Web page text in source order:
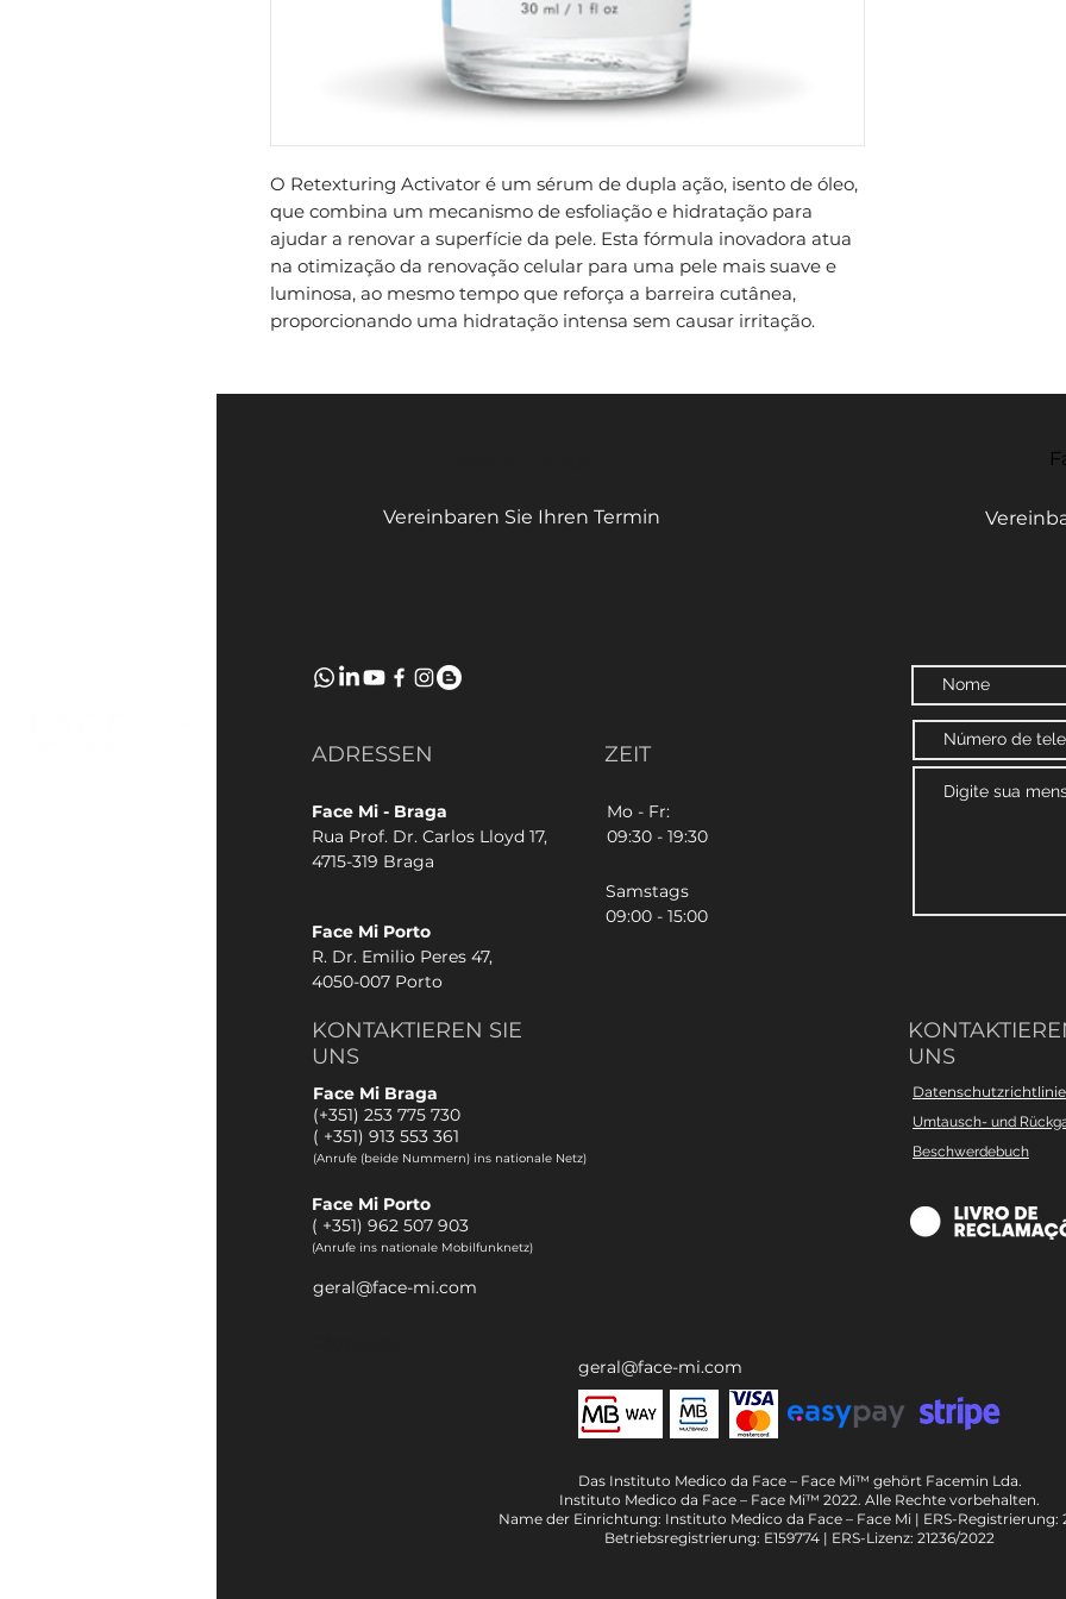
O Retexturing Activator é um sérum de dupla ação, isento de óleo,
que combina um mecanismo de esfoliação e hidratação para
ajudar a renovar a superfície da pele. Esta fórmula inovadora atua
na otimização da renovação celular para uma pele mais suave e
luminosa, ao mesmo tempo que reforça a barreira cutânea,
proporcionando uma hidratação intensa sem causar irritação.
Vereinbaren Sie Ihren Termin
ADRESSEN ZEIT
Face Mi - Braga
Rua Prof. Dr. Carlos Lloyd 17,
4715-319 Braga
Mo - Fr:
09:30 - 19:30
Samstags
09:00 - 15:00
Face Mi Porto
R. Dr. Emilio Peres 47,
4050-007 Porto
KONTAKTIEREN SIE
UNS
Face Mi Braga
(+351) 253 775 730
( +351) 913 553 361
(Anrufe (beide Nummern) ins nationale Netz)
Face Mi Porto
( +351) 962 507 903
(Anrufe ins nationale Mobilfunknetz)
UNS
Datenschutzrichtlinie
Umtausch- und
Beschwerdebuch
geral@face-mi.com
geral@face-mi.com
Das Instituto Medico da Face – Face Mi™ gehört Facemin Lda.
Instituto Medico da Face – Face Mi™ 2022. Alle Rechte vorbehalten.
Name der Einrichtung: Instituto Medico da Face – Face Mi | ERS-Registrierung:
Betriebsregistrierung: E159774 | ERS-Lizenz: 21236/2022